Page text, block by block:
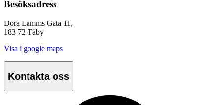
Besöksadress
Dora Lamms Gata 11,
183 72 Täby
Visa i google maps
Kontakta oss